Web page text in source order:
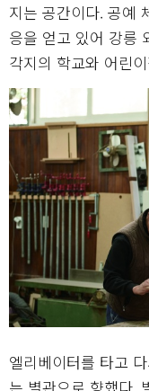
지는 공간이다. 공예
응을 얻고 있어 강릉
각지의 학교와 어린
엘리베이터를 타고